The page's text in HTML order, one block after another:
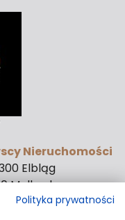
Nieruchomości
Elbląg
Malbork
Polityka prywatności